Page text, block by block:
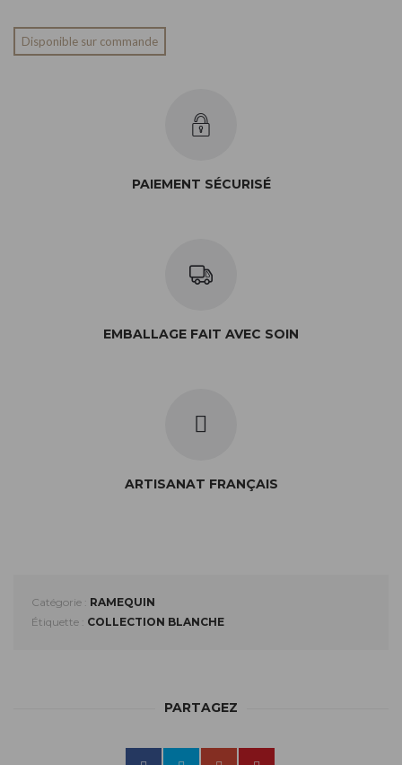
Disponible sur commande
PAIEMENT SÉCURISÉ
EMBALLAGE FAIT AVEC SOIN
ARTISANAT FRANÇAIS
Catégorie : RAMEQUIN
Étiquette : COLLECTION BLANCHE
PARTAGEZ